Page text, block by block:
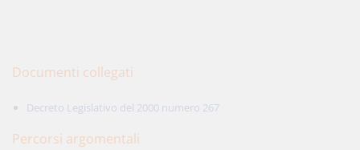
Documenti collegati
Decreto Legislativo del 2000 numero 267
Percorsi argomentali